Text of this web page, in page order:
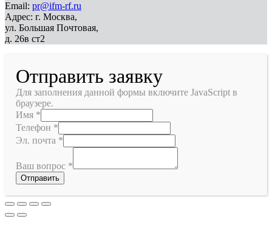
Email: pr@ifm-rf.ru
Адрес: г. Москва,
ул. Большая Почтовая,
д. 26в ст2
Отправить заявку
Для заполнения данной формы включите JavaScript в
браузере.
Имя *
Телефон *
Эл. почта *
Ваш вопрос *
Отправить